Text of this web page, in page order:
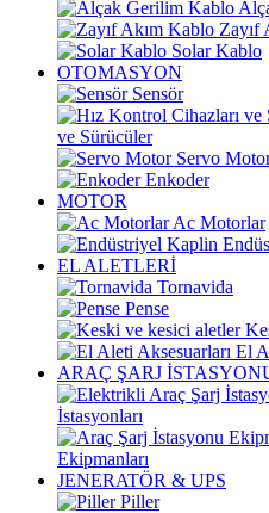
Zayıf
Solar Kablo
OTOMASYON
Sensör
ve Sürücüler
Servo
Enkoder
MOTOR
Ac Motorlar
EL ALETLERİ
Tornavida
Pense
El
ARAÇ ŞARJ
İstasyonları
Ekipmanları
JENERATÖR & UPS
Piller